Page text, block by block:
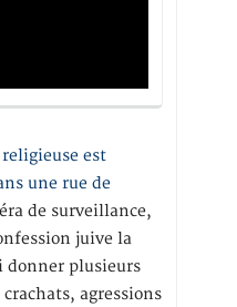
est
une rue de
de surveillance,
juive la
donner plusieurs
agressions